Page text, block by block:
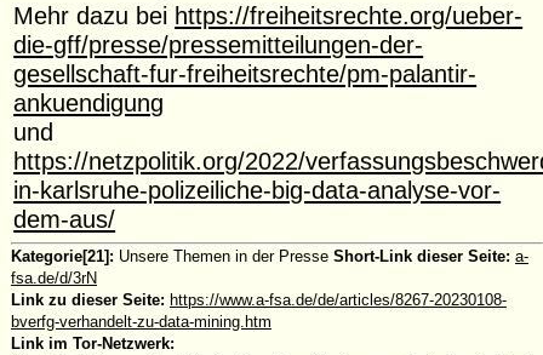
Mehr dazu bei https://freiheitsrechte.org/ueber-
die-gff/presse/pressemitteilungen-der-
gesellschaft-fur-freiheitsrechte/pm-palantir-
ankuendigung
und
https://netzpolitik.org/2022/
in-karlsruhe-polizeiliche-big-data-analyse-vor-
dem-aus/
Kategorie[21]: Unsere Themen in der Presse Short-Link dieser Seite: a-
fsa.de/d/3rN
Link zu dieser Seite: https://www.a-fsa.de/de/articles/8267-20230108-
bverfg-verhandelt-zu-data-mining.htm
Link im Tor-Netzwerk: